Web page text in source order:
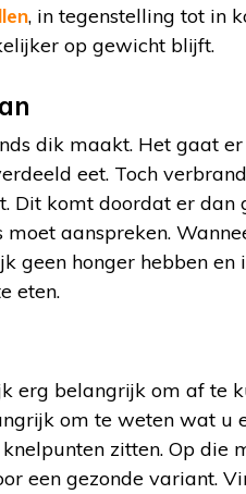
, in tegenstelling tot in
op gewicht blijft.
dik maakt. Het gaat
eet. Toch
Dit komt doordat er
aanspreken.
geen honger hebben
eten.
erg belangrijk om af te
om te weten wat u
zitten. Op die
een gezonde variant.